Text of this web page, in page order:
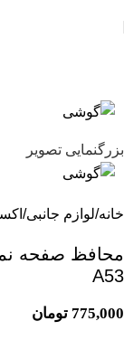
بزرگنمایی تصویر
خانه لوازم جانبی
محافظ صفحه
A53
775,000 تومان